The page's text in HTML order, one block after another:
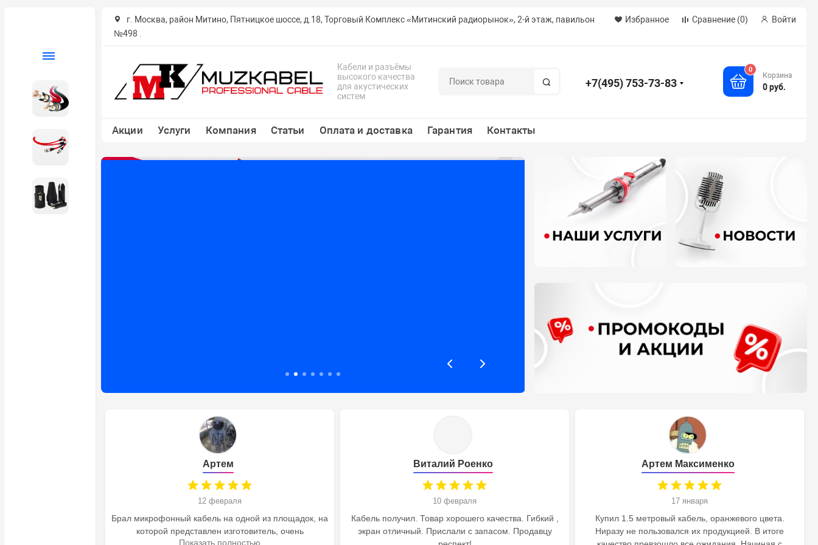
г. Москва, район Митино, Пятницкое шоссе, д.18, Торговый Комплекс «Митинский радиорынок», 2-й этаж, павильон
№498 .
Избранное Сравнение (0) Войти
Кабели и разъёмы
высокого качества
для акустических
систем
+7(495) 753-73-83
0
Корзина
0 руб.
Акции Услуги Компания Статьи Оплата и доставка Гарантия Контакты
Кабель в бухтах
Артем
12 февраля
Брал микрофонный кабель на одной из площадок, на
которой представлен изготовитель, очень
Показать полностью
Виталий Роенко
10 февраля
Кабель получил. Товар хорошего качества. Гибкий ,
экран отличный. Прислали с запасом. Продавцу
Артем Максименко
17 января
Купил 1.5 метровый кабель, оранжевого цвета.
Ниразу не пользовался их продукцией. В итоге